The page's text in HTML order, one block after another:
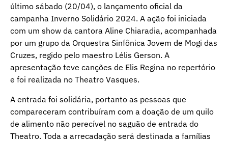
último sábado (20/04), o lançamento oficial da
campanha Inverno Solidário 2024. A ação foi iniciada
com um show da cantora Aline Chiaradia, acompanhada
por um grupo da Orquestra Sinfônica Jovem de Mogi das
Cruzes, regido pelo maestro Lélis Gerson. A
apresentação teve canções de Elis Regina no repertório
e foi realizada no Theatro Vasques.
A entrada foi solidária, portanto as pessoas que
compareceram contribuíram com a doação de um quilo
de alimento não perecível no saguão de entrada do
Theatro. Toda a arrecadação será destinada a famílias